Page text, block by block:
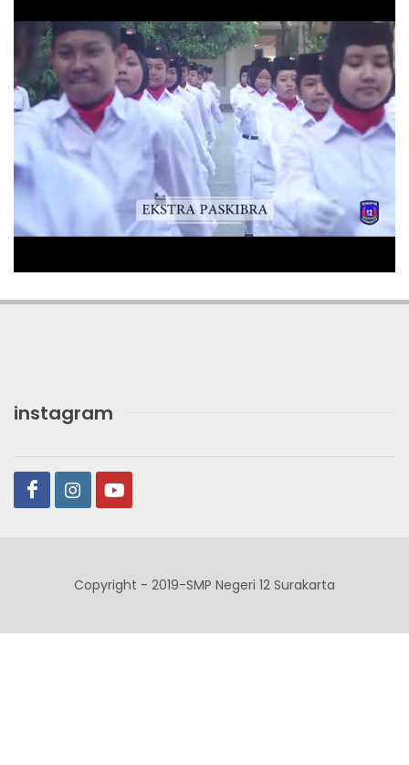
instagram
Copyright - 2019-SMP Negeri 12 Surakarta